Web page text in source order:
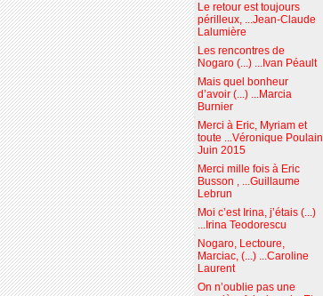
Le retour est toujours
périlleux, ...Jean-Claude
Lalumière
Les rencontres de
Nogaro (...) ...Ivan Péault
Mais quel bonheur
d’avoir (...) ...Marcia
Burnier
Merci à Eric, Myriam et
toute ...Véronique Poulain
Juin 2015
Merci mille fois à Eric
Busson , ...Guillaume
Lebrun
Moi c’est Irina, j’étais (...)
...Irina Teodorescu
Nogaro, Lectoure,
Marciac, (...) ...Caroline
Laurent
On n’oublie pas une